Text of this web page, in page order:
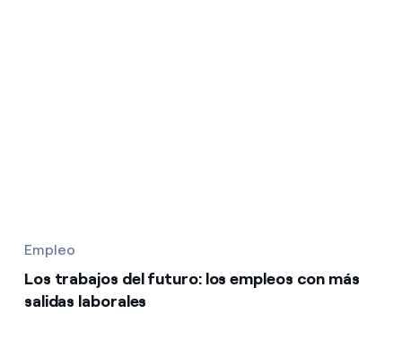
Empleo
Los trabajos del futuro: los empleos con más
salidas laborales